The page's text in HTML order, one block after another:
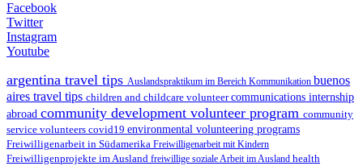
Facebook
Twitter
Instagram
Youtube
argentina travel tips Auslandspraktikum im Bereich Kommunikation buenos
aires travel tips children and childcare volunteercommunications internship
abroad community development volunteer program community
service volunteers covid19 environmental volunteering programs
Freiwilligenarbeit in Südamerika Freiwilligenarbeit mit Kindern
Freiwilligenprojekte im Ausland freiwillige soziale Arbeit im Ausland health